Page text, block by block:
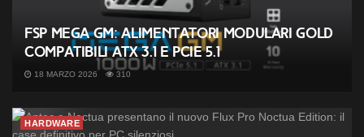
FSP MEGA GM: alimentatori modulari Gold
compatibili ATX 3.1 e PCIe 5.1
18 MARZO 2026 310
HARDWARE